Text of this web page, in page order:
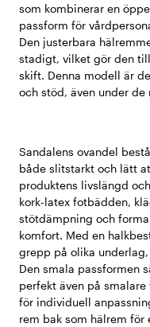
som kombinerar en
passform för
Den justerbara
stadigt, vilket gör den
skift. Denna modell är
och stöd, även under
Sandalens ovandel
både slitstarkt och lätt
produktens livslängd
kork-latex fotbädden,
stötdämpning och
komfort. Med en
grepp på olika
Den smala passformen
perfekt även på
för individuell
rem bak som hälrem för